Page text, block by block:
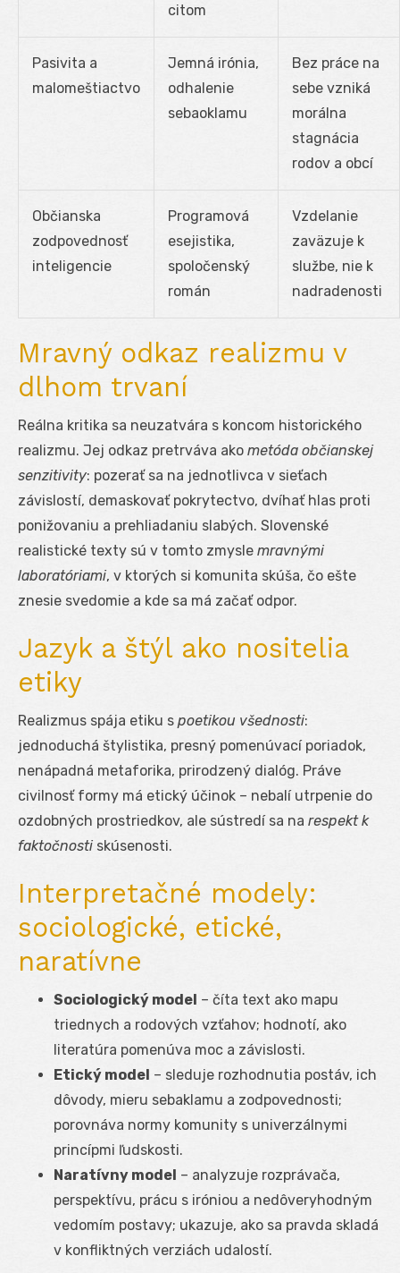
citom
Pasivita a
malomeštiactvo
Jemná irónia,
odhalenie
sebaoklamu
Bez práce na
sebe vzniká
morálna
stagnácia
rodov a obcí
Občianska
zodpovednosť
inteligencie
Programová
esejistika,
spoločenský
román
Vzdelanie
zaväzuje k
službe, nie k
nadradenosti
Mravný odkaz realizmu v
dlhom trvaní
Reálna kritika sa neuzatvára s koncom historického
realizmu. Jej odkaz pretrváva ako metóda občianskej
senzitivity: pozerať sa na jednotlivca v sieťach
závislostí, demaskovať pokrytectvo, dvíhať hlas proti
ponižovaniu a prehliadaniu slabých. Slovenské
realistické texty sú v tomto zmysle mravnými
laboratóriami, v ktorých si komunita skúša, čo ešte
znesie svedomie a kde sa má začať odpor.
Jazyk a štýl ako nositelia
etiky
Realizmus spája etiku s poetikou všednosti:
jednoduchá štylistika, presný pomenúvací poriadok,
nenápadná metaforika, prirodzený dialóg. Práve
civilnosť formy má etický účinok – nebalí utrpenie do
ozdobných prostriedkov, ale sústredí sa na respekt k
faktočnosti skúsenosti.
Interpretačné modely:
sociologické, etické,
naratívne
Sociologický model – číta text ako mapu
triednych a rodových vzťahov; hodnotí, ako
literatúra pomenúva moc a závislosti.
Etický model – sleduje rozhodnutia postáv, ich
dôvody, mieru sebaklamu a zodpovednosti;
porovnáva normy komunity s univerzálnymi
princípmi ľudskosti.
Naratívny model – analyzuje rozprávača,
perspektívu, prácu s iróniou a nedôveryhodným
vedomím postavy; ukazuje, ako sa pravda skladá
v konfliktných verziách udalostí.